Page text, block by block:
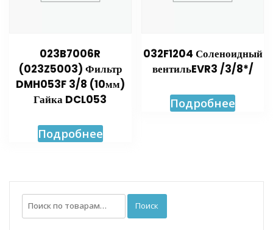
023B7006R
(023Z5003) Фильтр
DMH053F 3/8 (10мм)
Гайка DCL053
Подробнее
032F1204 Соленоидный
вентильEVR3 /3/8*/
Подробнее
Искать: Поиск